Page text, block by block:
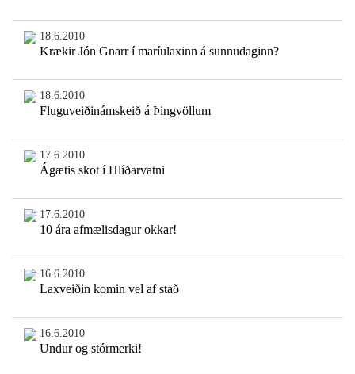
18.6.2010
Krækir Jón Gnarr í maríulaxinn á sunnudaginn?
18.6.2010
Fluguveiðinámskeið á Þingvöllum
17.6.2010
Ágætis skot í Hlíðarvatni
17.6.2010
10 ára afmælisdagur okkar!
16.6.2010
Laxveiðin komin vel af stað
16.6.2010
Undur og stórmerki!